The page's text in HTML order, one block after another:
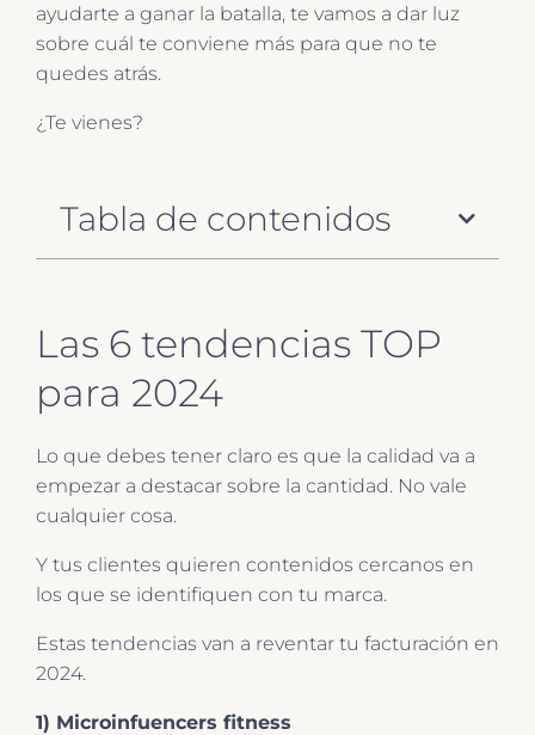
ayudarte a ganar la batalla, te vamos a dar luz
sobre cuál te conviene más para que no te
quedes atrás.
¿Te vienes?
Tabla de contenidos
Las 6 tendencias TOP
para 2024
Lo que debes tener claro es que la calidad va a
empezar a destacar sobre la cantidad. No vale
cualquier cosa.
Y tus clientes quieren contenidos cercanos en
los que se identifiquen con tu marca.
Estas tendencias van a reventar tu facturación en
2024.
1) Microinfuencers fitness